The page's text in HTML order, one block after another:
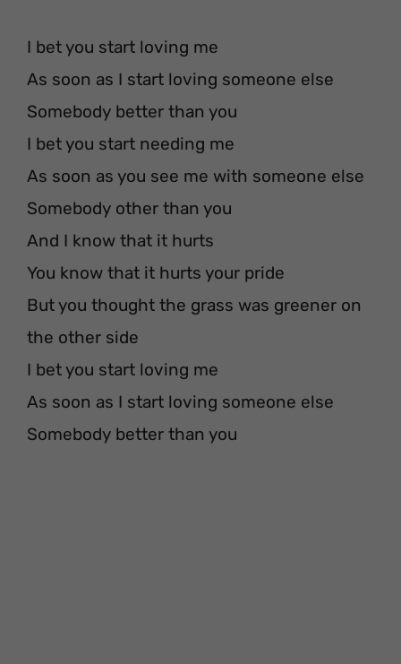
I bet you start loving me
As soon as I start loving someone else
Somebody better than you
I bet you start needing me
As soon as you see me with someone else
Somebody other than you
And I know that it hurts
You know that it hurts your pride
But you thought the grass was greener on
the other side
I bet you start loving me
As soon as I start loving someone else
Somebody better than you